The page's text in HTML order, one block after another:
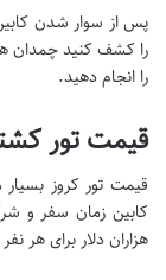
پس از سوار شدن
را کشف کنید چمدان ها
را انجام دهید.
قیمت تور
قیمت تور کروز
کابین زمان سفر و
هزاران دلار برای هر